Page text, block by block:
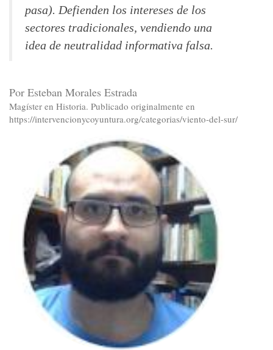
pasa). Defienden los intereses de los
sectores tradicionales, vendiendo una
idea de neutralidad informativa falsa.
Por Esteban Morales Estrada
Magíster en Historia. Publicado originalmente en
https://intervencionycoyuntura.org/categorias/viento-del-sur/